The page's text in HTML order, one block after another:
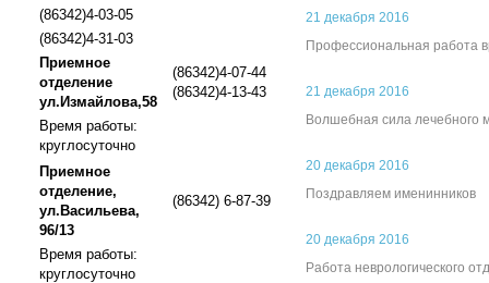
(86342)4-03-05
(86342)4-31-03
Приемное
отделение
ул.Измайлова,58
(86342)4-07-44
(86342)4-13-43
Время работы:
круглосуточно
Приемное
отделение,
ул.Васильева,
96/13
(86342) 6-87-39
Время работы:
круглосуточно
21 декабря 2016
Профессиональная работа
21 декабря 2016
Волшебная сила лечебного
20 декабря 2016
Поздравляем именинников
20 декабря 2016
Работа неврологического